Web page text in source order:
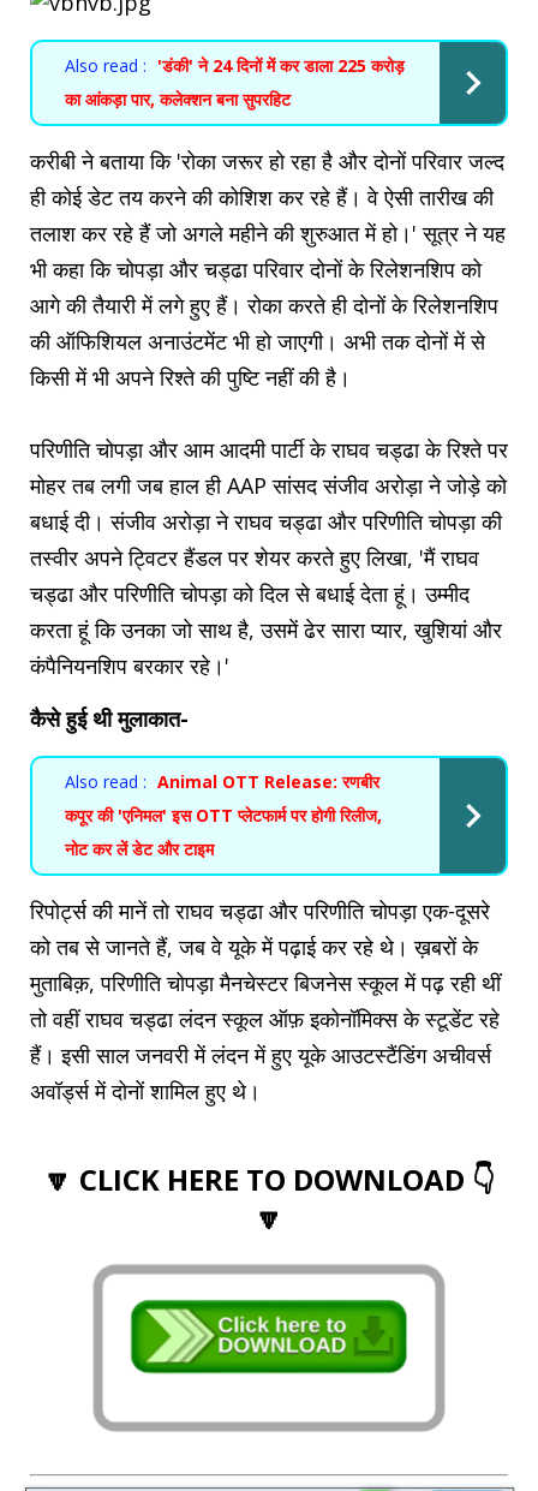
Also read : 'डंकी' ने 24 दिनों में कर डाला 225 करोड़
का आंकड़ा पार, कलेक्शन बना सुपरहिट
करीबी ने बताया कि 'रोका जरूर हो रहा है और दोनों परिवार जल्द
ही कोई डेट तय करने की कोशिश कर रहे हैं। वे ऐसी तारीख की
तलाश कर रहे हैं जो अगले महीने की शुरुआत में हो।' सूत्र ने यह
भी कहा कि चोपड़ा और चड्ढा परिवार दोनों के रिलेशनशिप को
आगे की तैयारी में लगे हुए हैं। रोका करते ही दोनों के रिलेशनशिप
की ऑफिशियल अनाउंटमेंट भी हो जाएगी। अभी तक दोनों में से
किसी में भी अपने रिश्ते की पुष्टि नहीं की है।
परिणीति चोपड़ा और आम आदमी पार्टी के राघव चड्ढा के रिश्ते पर
मोहर तब लगी जब हाल ही AAP सांसद संजीव अरोड़ा ने जोड़े को
बधाई दी। संजीव अरोड़ा ने राघव चड्ढा और परिणीति चोपड़ा की
तस्वीर अपने ट्विटर हैंडल पर शेयर करते हुए लिखा, 'मैं राघव
चड्ढा और परिणीति चोपड़ा को दिल से बधाई देता हूं। उम्मीद
करता हूं कि उनका जो साथ है, उसमें ढेर सारा प्यार, खुशियां और
कंपैनियनशिप बरकार रहे।'
कैसे हुई थी मुलाकात-
Also read : Animal OTT Release: रणबीर
कपूर की 'एनिमल' इस OTT प्लेटफार्म पर होगी रिलीज,
नोट कर लें डेट और टाइम
रिपोर्ट्स की मानें तो राघव चड्ढा और परिणीति चोपड़ा एक-दूसरे
को तब से जानते हैं, जब वे यूके में पढ़ाई कर रहे थे। ख़बरों के
मुताबिक़, परिणीति चोपड़ा मैनचेस्टर बिजनेस स्कूल में पढ़ रही थीं
तो वहीं राघव चड्ढा लंदन स्कूल ऑफ़ इकोनॉमिक्स के स्टूडेंट रहे
हैं। इसी साल जनवरी में लंदन में हुए यूके आउटस्टैंडिंग अचीवर्स
अवॉर्ड्स में दोनों शामिल हुए थे।
🔽 CLICK HERE TO DOWNLOAD 👇
🔽